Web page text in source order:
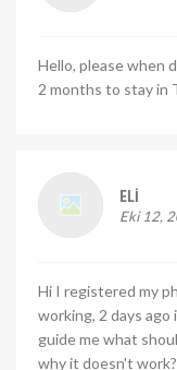
Hello, please when
2 months to stay in
ELI
Eki 12,
Hi I registered my
working, 2 days
guide me what
why it doesn't